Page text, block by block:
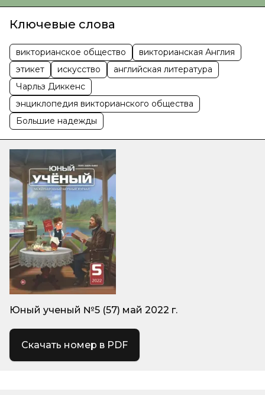
Ключевые слова
викторианское общество
викторианская Англия
этикет
искусство
английская литература
Чарльз Диккенс
энциклопедия викторианского общества
Большие надежды
Юный ученый №5 (57) май 2022 г.
Скачать номер в PDF